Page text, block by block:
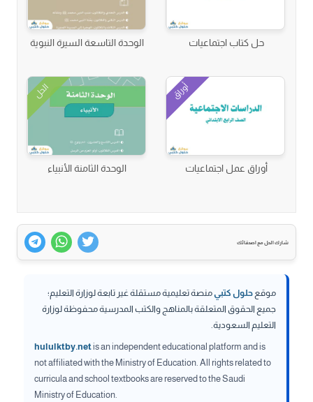
حل كتاب اجتماعيات الوحدة التاسعة السيرة النبوية
أوراق
أوراق عمل اجتماعيات
الحل
الوحدة الثامنة الأنبياء
شارك الحل مع اصدقائك
موقع حلول كتبيمنصة تعليمية مستقلة غير تابعة لوزارة التعليم؛
جميع الحقوق المتعلقة بالمناهج والكتب المدرسية محفوظة لوزارة
التعليم السعودية.
hululktby.netis an independent educational platform and is
not affiliated with the Ministry of Education. All rights related to
curricula and school textbooks are reserved to the Saudi
Ministry of Education.